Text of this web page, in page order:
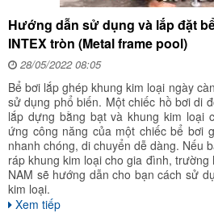
Hướng dẫn sử dụng và lắp đặt
INTEX tròn (Metal frame pool)
28/05/2022 08:05
Bể bơi lắp ghép khung kim loại ngày
sử dụng phổ biến. Một chiếc hồ bơi di
lắp dựng bằng bạt và khung kim loại
ứng công năng của một chiếc bể bơi
nhanh chóng, di chuyển dễ dàng. Nếu
ráp khung kim loại cho gia đình, trường
NAM sẽ hướng dẫn cho bạn cách sử
kim loại.
Xem tiếp